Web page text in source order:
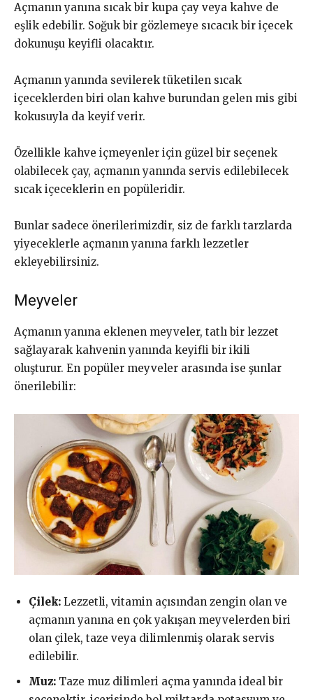
Açmanın yanına sıcak bir kupa çay veya kahve de
eşlik edebilir. Soğuk bir gözlemeye sıcacık bir içecek
dokunuşu keyifli olacaktır.
Açmanın yanında sevilerek tüketilen sıcak
içeceklerden biri olan kahve burundan gelen mis gibi
kokusuyla da keyif verir.
Özellikle kahve içmeyenler için güzel bir seçenek
olabilecek çay, açmanın yanında servis edilebilecek
sıcak içeceklerin en popüleridir.
Bunlar sadece önerilerimizdir, siz de farklı tarzlarda
yiyeceklerle açmanın yanına farklı lezzetler
ekleyebilirsiniz.
Meyveler
Açmanın yanına eklenen meyveler, tatlı bir lezzet
sağlayarak kahvenin yanında keyifli bir ikili
oluşturur. En popüler meyveler arasında ise şunlar
önerilebilir:
Çilek: Lezzetli, vitamin açısından zengin olan ve
açmanın yanına en çok yakışan meyvelerden biri
olan çilek, taze veya dilimlenmiş olarak servis
edilebilir.
Muz: Taze muz dilimleri açma yanında ideal bir